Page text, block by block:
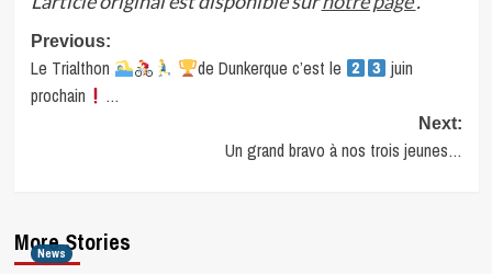
Post
navigation
Previous:
Le Trialthon de Dunkerque c’est le
juin
prochain
…
Next:
Un grand bravo à nos trois jeunes…
More Stories
News